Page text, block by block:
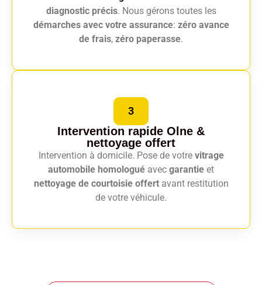
diagnostic précis. Nous gérons toutes les
démarches avec votre assurance: zéro avance
de frais, zéro paperasse.
3
Intervention rapide Olne &
nettoyage offert
Intervention à domicile. Pose de votre vitrage
automobile homologué avec garantie et
nettoyage de courtoisie offertavant restitution
de votre véhicule.